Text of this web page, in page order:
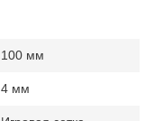
100 мм
4 мм